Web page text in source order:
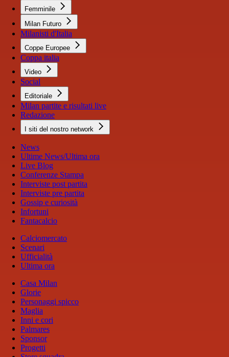
Femminile
Milan Futuro
Milanisti d'Italia
Coppe Europee
Coppa italia
Video
Social
Editoriale
Milan partite e risultati live
Redazione
I siti del nostro network
News
Ultime News/Ultima ora
Live Blog
Conferenze Stampa
Interviste post partita
Interviste pre partita
Gossip e curiosità
Infortuni
Fantacalcio
Calciomercato
Scenari
Ufficialità
Ultima ora
Casa Milan
Glorie
Personaggi spicco
Maglia
Inni e cori
Palmares
Sponsor
Progetti